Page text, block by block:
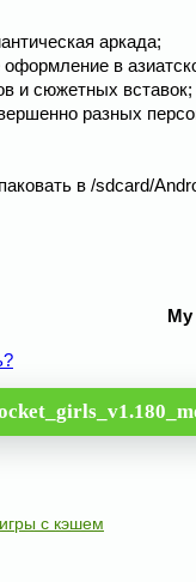
аркада;
оформление в
и сюжетных вставок;
разных
в /sdcard/
с кэшем